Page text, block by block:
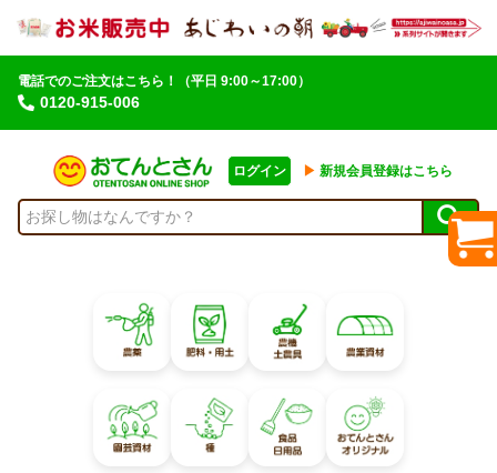
電話でのご注文はこちら！
0120-915-006
（平日 9:00～17:00）
ログイン ▶︎ 新規会員登録はこちら